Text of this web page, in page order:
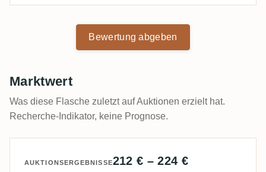
Bewertung abgeben
Marktwert
Was diese Flasche zuletzt auf Auktionen erzielt hat.
Recherche-Indikator, keine Prognose.
AUKTIONSERGEBNISSE212 € – 224 €